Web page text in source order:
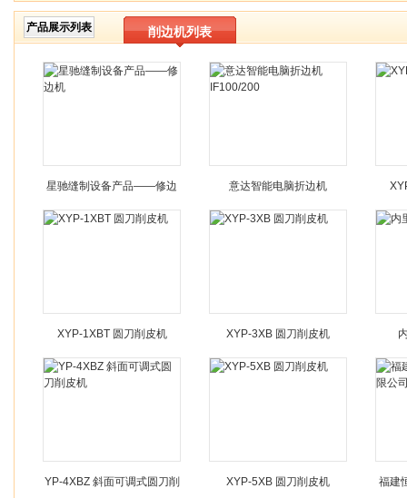
产品展示列表 削边机列表
星驰缝制设备产品——修边
机
意达智能电脑折边机
IF100/200
XYP-1XBT 圆刀削皮机 XYP-3XB 圆刀削皮机
YP-4XBZ 斜面可调式圆刀削 XYP-5XB 圆刀削皮机 福建